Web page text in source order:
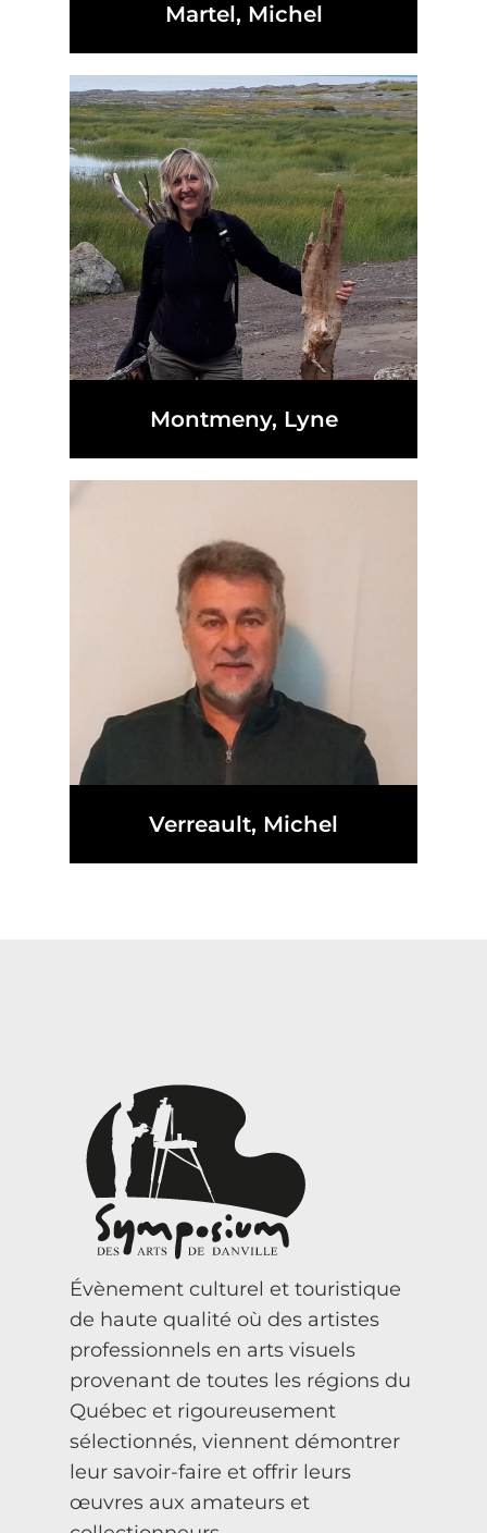
Martel, Michel
Montmeny, Lyne
Verreault, Michel
Évènement culturel et touristique
de haute qualité où des artistes
professionnels en arts visuels
provenant de toutes les régions du
Québec et rigoureusement
sélectionnés, viennent démontrer
leur savoir-faire et offrir leurs
œuvres aux amateurs et